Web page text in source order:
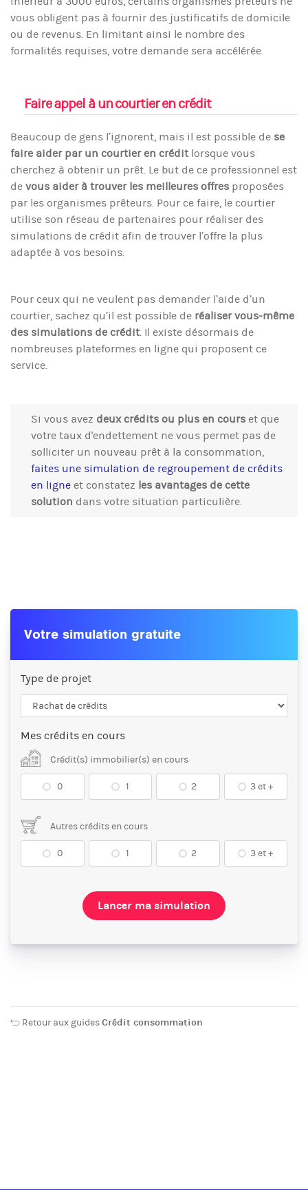
vous obligent pas à fournir des justificatifs de domicile
ou de revenus. En limitant ainsi le nombre des
formalités requises, votre demande sera accélérée.
Faire appel à un courtier en crédit
Beaucoup de gens l’ignorent, mais il est possible de se
faire aider par un courtier en crédit lorsque vous
cherchez à obtenir un prêt. Le but de ce professionnel est
de vous aider à trouver les meilleures offres proposées
par les organismes prêteurs. Pour ce faire, le courtier
utilise son réseau de partenaires pour réaliser des
simulations de crédit afin de trouver l’offre la plus
adaptée à vos besoins.
Pour ceux qui ne veulent pas demander l’aide d’un
courtier, sachez qu’il est possible de réaliser vous-même
des simulations de crédit. Il existe désormais de
nombreuses plateformes en ligne qui proposent ce
service.
Si vous avez deux crédits ou plus en cours et que
votre taux d'endettement ne vous permet pas de
solliciter un nouveau prêt à la consommation,
faites une simulation de regroupement de crédits
en ligne et constatez les avantages de cette
solution dans votre situation particulière.
Votre simulation gratuite
Type de projet
Mes crédits en cours
Crédit(s) immobilier(s) en cours
0 1 2 3 et +
Autres crédits en cours
0 1 2 3 et +
Lancer ma simulation
Retour aux guidesCrédit consommation